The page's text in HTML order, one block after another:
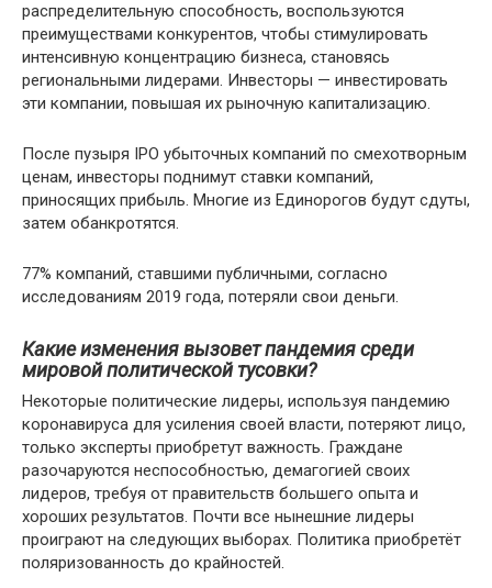
распределительную способность, воспользуются
преимуществами конкурентов, чтобы стимулировать
интенсивную концентрацию бизнеса, становясь
региональными лидерами. Инвесторы — инвестировать
эти компании, повышая их рыночную капитализацию.
После пузыря IPO убыточных компаний по смехотворным
ценам, инвесторы поднимут ставки компаний,
приносящих прибыль. Многие из Единорогов будут сдуты,
затем обанкротятся.
77% компаний, ставшими публичными, согласно
исследованиям 2019 года, потеряли свои деньги.
Какие изменения вызовет пандемия среди
мировой политической тусовки?
Некоторые политические лидеры, используя пандемию
коронавируса для усиления своей власти, потеряют лицо,
только эксперты приобретут важность. Граждане
разочаруются неспособностью, демагогией своих
лидеров, требуя от правительств большего опыта и
хороших результатов. Почти все нынешние лидеры
проиграют на следующих выборах. Политика приобретёт
поляризованность до крайностей.